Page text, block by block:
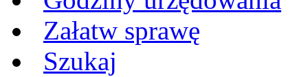
Załatw sprawę
Szukaj